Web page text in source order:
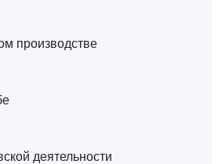
производстве
деятельности